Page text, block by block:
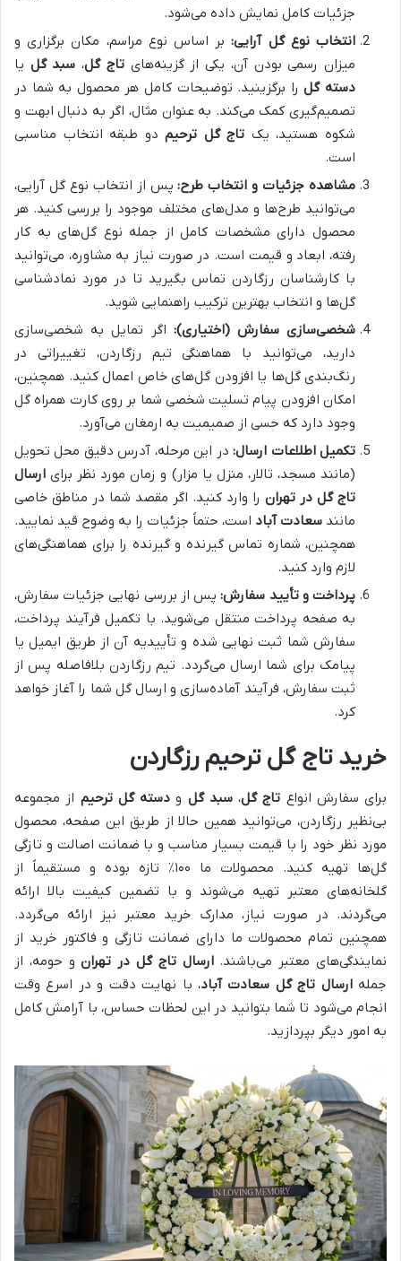
جزئیات کامل نمایش داده می‌شود.
انتخاب نوع گل آرایی:بر اساس نوع مراسم، مکان برگزاری و
میزان رسمی بودن آن، یکی از گزینه‌هایتاج گل، سبد گل یا
دسته گلرا برگزینید. توضیحات کامل هر محصول به شما در
تصمیم‌گیری کمک می‌کند. به عنوان مثال، اگر به دنبال ابهت و
شکوه هستید، یک تاج گل ترحیمدو طبقه انتخاب مناسبی
است.
مشاهده جزئیات و انتخاب طرح:پس از انتخاب نوع گل آرایی،
می‌توانید طرح‌ها و مدل‌های مختلف موجود را بررسی کنید. هر
محصول دارای مشخصات کامل از جمله نوع گل‌های به کار
رفته، ابعاد و قیمت است. در صورت نیاز به مشاوره، می‌توانید
با کارشناسان رزگاردن تماس بگیرید تا در مورد نمادشناسی
گل‌ها و انتخاب بهترین ترکیب راهنمایی شوید.
شخصی‌سازی سفارش (اختیاری): اگر تمایل به شخصی‌سازی
دارید، می‌توانید با هماهنگی تیم رزگاردن، تغییراتی در
رنگ‌بندی گل‌ها یا افزودن گل‌های خاص اعمال کنید. همچنین،
امکان افزودن پیام تسلیت شخصی شما بر روی کارت همراه گل
وجود دارد که حسی از صمیمیت به ارمغان می‌آورد.
تکمیل اطلاعات ارسال:در این مرحله، آدرس دقیق محل تحویل
(مانند مسجد، تالار، منزل یا مزار) و زمان مورد نظر برای ارسال
تاج گل در تهران را وارد کنید. اگر مقصد شما در مناطق خاصی
مانند سعادت آباد است، حتماً جزئیات را به وضوح قید نمایید.
همچنین، شماره تماس گیرنده و گیرنده را برای هماهنگی‌های
لازم وارد کنید.
پرداخت و تأیید سفارش:پس از بررسی نهایی جزئیات سفارش،
به صفحه پرداخت منتقل می‌شوید. با تکمیل فرآیند پرداخت،
سفارش شما ثبت نهایی شده و تأییدیه آن از طریق ایمیل یا
پیامک برای شما ارسال می‌گردد. تیم رزگاردن بلافاصله پس از
ثبت سفارش، فرآیند آماده‌سازی و ارسال گل شما را آغاز خواهد
کرد.
خرید تاج گل ترحیم رزگاردن
برای سفارش انواع تاج گل،سبد گل و دسته گل ترحیم از مجموعه
بی‌نظیر رزگاردن، می‌توانید همین حالا از طریق این صفحه، محصول
مورد نظر خود را با قیمت بسیار مناسب و با ضمانت اصالت و تازگی
گل‌ها تهیه کنید. محصولات ما ۱۰۰٪ تازه بوده و مستقیماً از
گلخانه‌های معتبر تهیه می‌شوند و با تضمین کیفیت بالا ارائه
می‌گردند. در صورت نیاز، مدارک خرید معتبر نیز ارائه می‌گردد.
همچنین تمام محصولات ما دارای ضمانت تازگی و فاکتور خرید از
نمایندگی‌های معتبر می‌باشند.ارسال تاج گل در تهرانو حومه، از
جملهارسال تاج گل سعادت آباد، با نهایت دقت و در اسرع وقت
انجام می‌شود تا شما بتوانید در این لحظات حساس، با آرامش کامل
به امور دیگر بپردازید.